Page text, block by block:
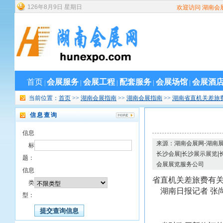
126年8 月 9 日 星期日 欢迎访问 湖南会
首页 会展服务 会展工程 配套服务 会展场馆 会展酒
当前位置： 首页 >> 湖南会展指南 >> 湖南会展指南 >> 湖南省直机关差旅
信息查询
信息
标
题：
信息
类
型：
来源：湖南会展网-湖南
长沙会展|长沙展示展览|
会展展览服务公司
省直机关差旅费有
湖南日报记者 张